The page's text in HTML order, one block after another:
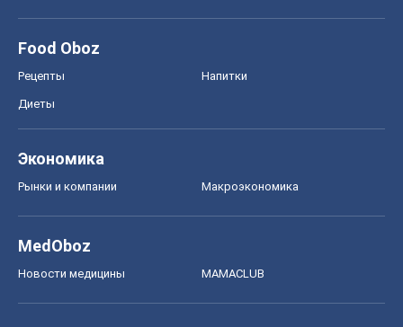
Food Oboz
Рецепты Напитки
Диеты
Экономика
Рынки и компании Mакроэкономика
MedOboz
Новости медицины MAMACLUB